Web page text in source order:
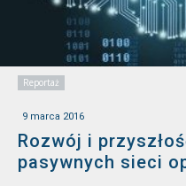
Reportaż
9 marca 2016
Rozwój i
pasywnych sieci